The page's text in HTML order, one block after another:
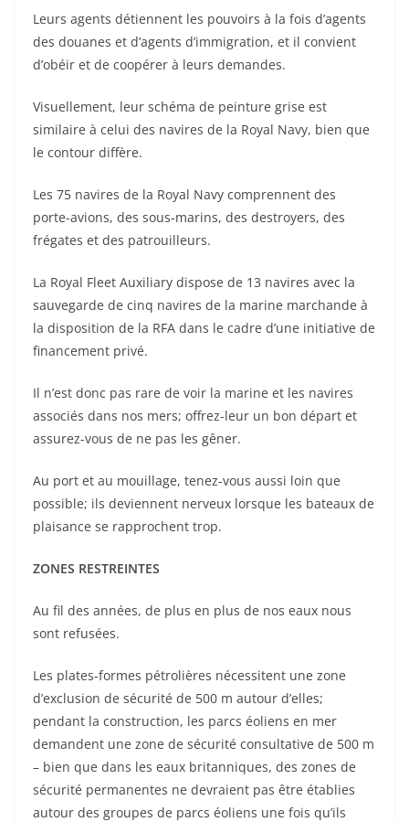
Leurs agents détiennent les pouvoirs à la fois d’agents
des douanes et d’agents d’immigration, et il convient
d’obéir et de coopérer à leurs demandes.
Visuellement, leur schéma de peinture grise est
similaire à celui des navires de la Royal Navy, bien que
le contour diffère.
Les 75 navires de la Royal Navy comprennent des
porte-avions, des sous-marins, des destroyers, des
frégates et des patrouilleurs.
La Royal Fleet Auxiliary dispose de 13 navires avec la
sauvegarde de cinq navires de la marine marchande à
la disposition de la RFA dans le cadre d’une initiative de
financement privé.
Il n’est donc pas rare de voir la marine et les navires
associés dans nos mers; offrez-leur un bon départ et
assurez-vous de ne pas les gêner.
Au port et au mouillage, tenez-vous aussi loin que
possible; ils deviennent nerveux lorsque les bateaux de
plaisance se rapprochent trop.
ZONES RESTREINTES
Au fil des années, de plus en plus de nos eaux nous
sont refusées.
Les plates-formes pétrolières nécessitent une zone
d’exclusion de sécurité de 500 m autour d’elles;
pendant la construction, les parcs éoliens en mer
demandent une zone de sécurité consultative de 500 m
– bien que dans les eaux britanniques, des zones de
sécurité permanentes ne devraient pas être établies
autour des groupes de parcs éoliens une fois qu’ils